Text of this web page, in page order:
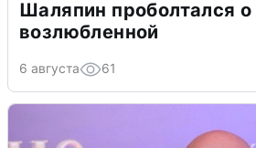
Шаляпин проболтался о
возлюбленной
6 августа 61